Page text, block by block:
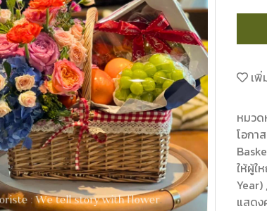
เพิ่
หมวด
โอกา
ให้ผู้ใ
Year) ,
แสด